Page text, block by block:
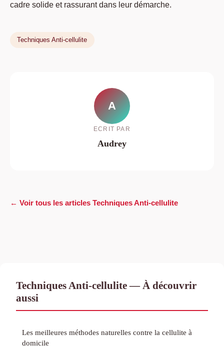
cadre solide et rassurant dans leur démarche.
Techniques Anti-cellulite
A
ECRIT PAR
Audrey
← Voir tous les articles Techniques Anti-cellulite
Techniques Anti-cellulite — À découvrir
aussi
Les meilleures méthodes naturelles contre la cellulite à
domicile